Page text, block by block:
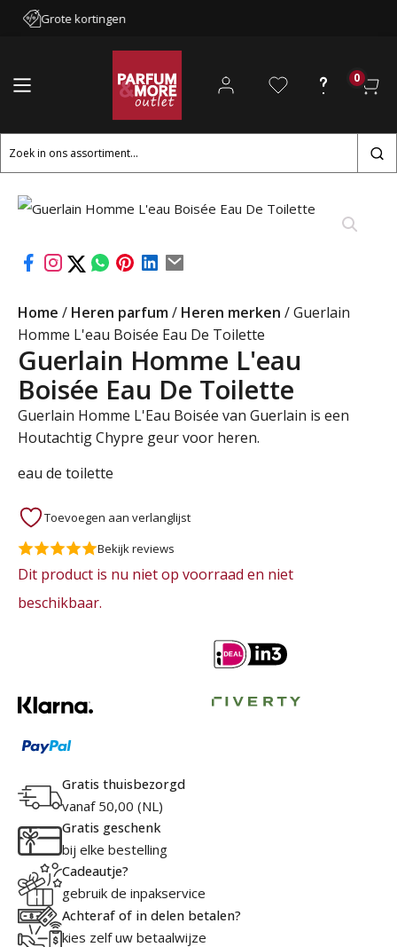
Grote kortingen
0
Zoeken
naar:
Home / Heren parfum/ Heren merken / Guerlain
Homme L'eau Boisée Eau De Toilette
Guerlain Homme L'eau
Boisée Eau De Toilette
Guerlain Homme L'Eau Boisée van Guerlain is een
Houtachtig Chypre geur voor heren.
eau de toilette
Toevoegen aan verlanglijst
Bekijk reviews
Dit product is nu niet op voorraad en niet
beschikbaar.
Gratis thuisbezorgd
vanaf 50,00 (NL)
Gratis geschenk
bij elke bestelling
Cadeautje?
gebruik de inpakservice
Achteraf of in delen betalen?
kies zelf uw betaalwijze